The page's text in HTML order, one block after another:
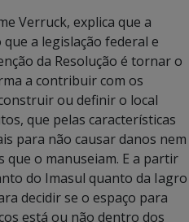
Verruck, explica que a
a legislação federal e
da Resolução é tornar o
a contribuir com os
ou definir o local
que pelas características
para não causar danos nem
que o manuseiam. E a partir
do Imasul quanto da Iagro
decidir se o espaço para
está ou não dentro dos